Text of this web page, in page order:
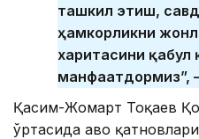
ташкил этиш,
ҳамкорликни
харитасини
манфаатдормиз”,
Қасим-Жомарт Тоқаев
ўртасида ҳаво